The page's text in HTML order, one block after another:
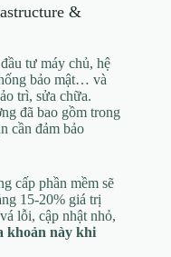
&
tư máy chủ, hệ
bảo mật… và
trì, sửa chữa.
đã bao gồm trong
cần đảm bảo
cấp phần mềm sẽ
15-20% giá trị
lỗi, cập nhật nhỏ,
khoản này khi